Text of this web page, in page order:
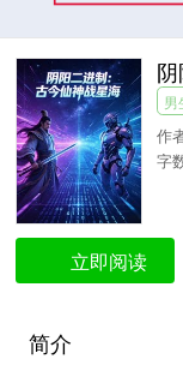
男
作
字
立即阅读
简介